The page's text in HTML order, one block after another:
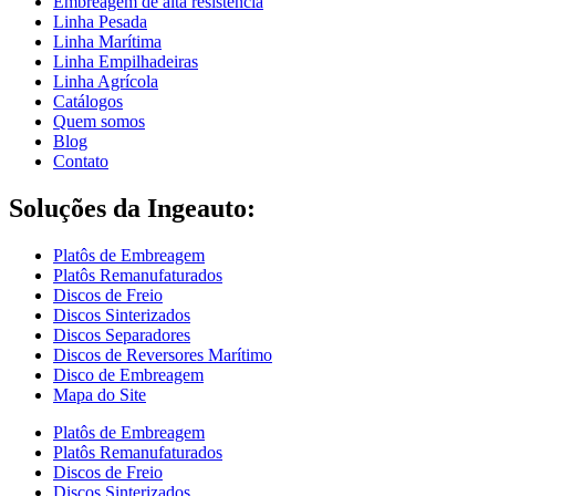
Linha Pesada
Linha Marítima
Linha Empilhadeiras
Linha Agrícola
Catálogos
Quem somos
Blog
Contato
Soluções da Ingeauto:
Platôs de Embreagem
Platôs Remanufaturados
Discos de Freio
Discos Sinterizados
Discos Separadores
Discos de Reversores Marítimo
Disco de Embreagem
Mapa do Site
Platôs de Embreagem
Platôs Remanufaturados
Discos de Freio
Discos Sinterizados